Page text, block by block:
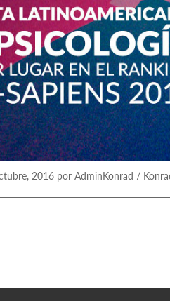
2016 por AdminKonrad /